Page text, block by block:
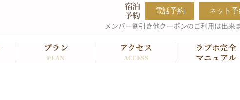
宿泊
予約
電話予約 ネット予
メンバー割引き他クーポンのご利用は出来
プラン
PLAN
アクセス
ACCESS
ラブホ完全
マニュアル